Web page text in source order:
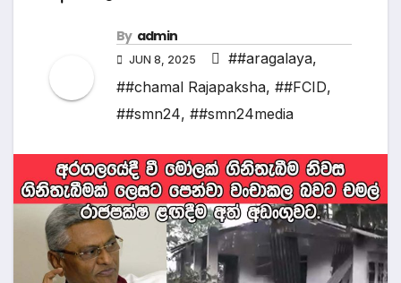
By admin
JUN 8, 2025 ##aragalaya,
##chamal Rajapaksha, ##FCID,
##smn24, ##smn24media